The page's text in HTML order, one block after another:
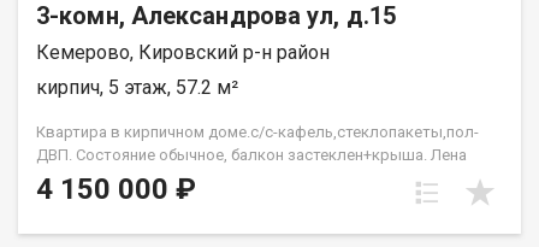
3-комн, Александрова ул, д.15
Кемерово, Кировский р-н район
кирпич, 5 этаж, 57.2 м²
Квартира в кирпичном доме.с/с-кафель,стеклопакеты,пол-
ДВП. Состояние обычное, балкон застеклен+крыша. Лена
Васильева
4 150 000 ₽